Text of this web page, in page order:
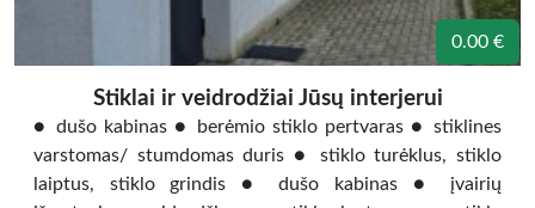
0.00 €
Stiklai ir veidrodžiai Jūsų interjerui
● dušo kabinas ● berėmio stiklo pertvaras ● stiklines
varstomas/ stumdomas duris ● stiklo turėklus, stiklo
laiptus, stiklo grindis ● dušo kabinas ● įvairių